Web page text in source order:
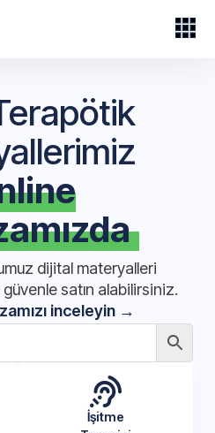
dijital materyalleri
satın alabilirsiniz.
inceleyin →
İşitme